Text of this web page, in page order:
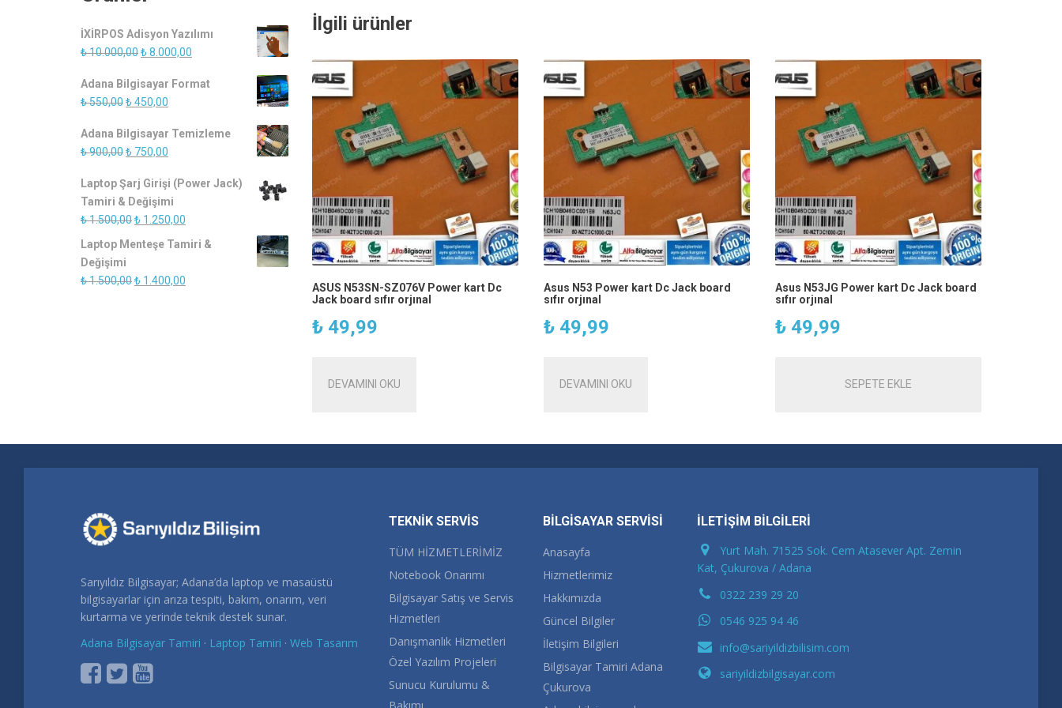
İlgili ürünler
ASUS N53SN-SZ076V Power kart Dc
Jack board sıfır orjınal
₺49,99
DEVAMINI OKU
Asus N53 Power kart Dc Jack board
sıfır orjınal
₺49,99
DEVAMINI OKU
Asus N53JG Power kart Dc Jack board
sıfır orjınal
₺49,99
SEPETE EKLE
İXİRPOS Adisyon Yazılımı
₺10.000,00Orijinal
₺ 10.000,00.
₺8.000,00
fiyat:
Adana Bilgisayar Format
₺550,00Orijinal
₺ 550,00.
₺450,00
fiyat:
₺ 450,00.
Adana Bilgisayar Temizleme
₺900,00Orijinal
₺ 900,00.
₺ 750,00
fiyat:
₺ 750,00.
Laptop Şarj Girişi (Power Jack)
Tamiri & Değişimi
₺1.500,00Orijinal
₺ 1.250,00
andaki
Laptop Menteşe Tamiri &
Değişimi
₺1.500,00Orijinal
₺ 1.400,00
Sarıyıldız Bilgisayar; Adana’da laptop ve masaüstü
bilgisayarlar için arıza tespiti, bakım, onarım, veri
kurtarma ve yerinde teknik destek sunar.
Adana Bilgisayar Tamiri · Laptop Tamiri · Web Tasarım
TEKNİK SERVİS
TÜM HİZMETLERİMİZ
Notebook Onarımı
Bilgisayar Satış ve Servis
Hizmetleri
Danışmanlık Hizmetleri
Özel Yazılım Projeleri
Sunucu Kurulumu &
BİLGİSAYAR SERVİSİ
Anasayfa
Hizmetlerimiz
Hakkımızda
Güncel Bilgiler
İletişim Bilgileri
Bilgisayar Tamiri Adana
Çukurova
İLETİŞİM BİLGİLERİ
Yurt Mah. 71525 Sok. Cem Atasever Apt. Zemin
Kat, Çukurova / Adana
0322 239 29 20
0546 925 94 46
info@sariyildizbilisim.com
sariyildizbilgisayar.com